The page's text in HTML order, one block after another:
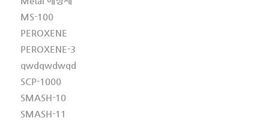
MS-100
PEROXENE
PEROXENE-3
qwdqwdwqd
SCP-1000
SMASH-10
SMASH-11